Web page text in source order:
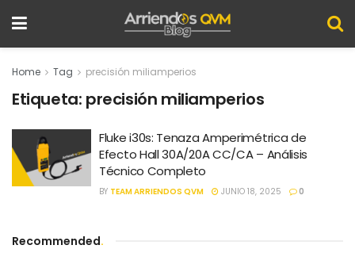
Home Tag precisión miliamperios
Etiqueta: precisión miliamperios
Fluke i30s: Tenaza Amperimétrica de
Efecto Hall 30A/20A CC/CA – Análisis
Técnico Completo
BY TEAM ARRIENDOS QVM JUNIO 18, 2025 0
Recommended.